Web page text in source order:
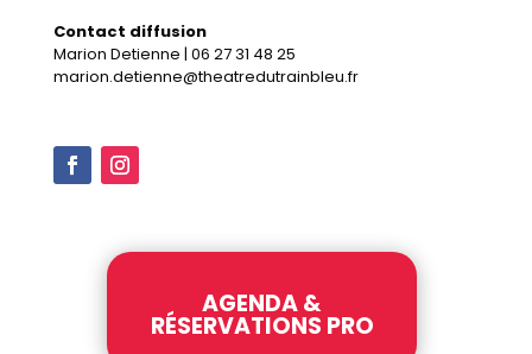
Contact diffusion
Marion Detienne | 06 27 31 48 25
marion.detienne@theatredutrainbleu.fr
AGENDA &
RÉSERVATIONS PRO